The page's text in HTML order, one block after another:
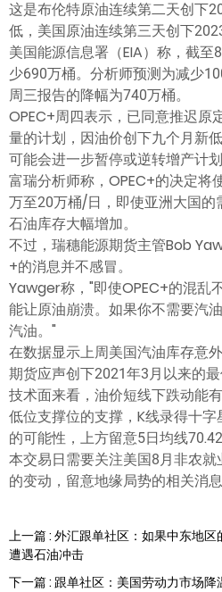
这是布伦特原油连续第二天创下
低，美国原油连续第三天创下
美国能源信息署（EIA）称，截
少690万桶。分析师预测为减少
周三报告的降幅为740万桶。
OPEC+周四表示，已同意推迟原
量的计划，因油价创下九个月新
可能会进一步暂停或逆转增产计划
富瑞分析师称，OPEC+的决定将
万至20万桶/日，即使亚洲大国
石油库存大幅增加。
不过，瑞穗能源期货主管Bob
+的消息并不感冒。
Yawger称，"即使OPEC+的混乱
能让原油崩溃。如果你不需要汽
汽油。"
在数据显示上周美国汽油库存意
期货应声创下2021年3月以来的最
技术面来看，油价短线下跌动能
低位支撑位的支撑，K线录得十
的可能性，上方留意5日均线70.42
本交易日需要关注美国8月非农
的变动，留意地缘局势的相关消息
上一篇 : 外汇跟单社区：如果中东地
遭遇石油冲击
下一篇 : 跟单社区：美国劳动力市场